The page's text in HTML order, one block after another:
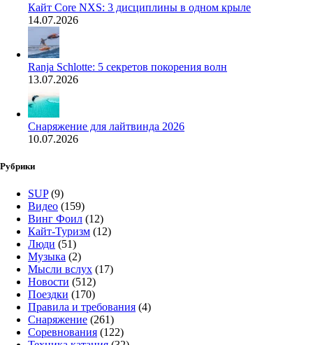
Кайт Core NXS: 3 дисциплины в одном крыле
14.07.2026
Ranja Schlotte: 5 секретов покорения волн
13.07.2026
Снаряжение для лайтвинда 2026
10.07.2026
Рубрики
SUP(9)
Видео (159)
Винг Фоил (12)
Кайт-Туризм (12)
Люди (51)
Музыка (2)
Мысли вслух (17)
Новости (512)
Поездки (170)
Правила и требования (4)
Снаряжение (261)
Соревнования (122)